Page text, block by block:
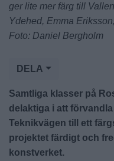
ger lite mer färg till
Ydehed, Emma
Foto: Daniel Bergholm
DELA
Samtliga klasser på
delaktiga i att
Teknikvägen till ett
projektet färdigt och
konstverket.